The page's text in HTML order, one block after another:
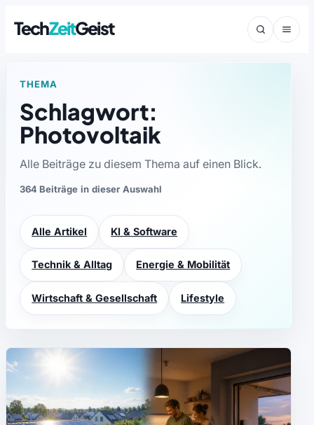
TechZeitGeist
THEMA
Schlagwort:
Photovoltaik
Alle Beiträge zu diesem Thema auf einen Blick.
364 Beiträge in dieser Auswahl
Alle Artikel KI & Software
Technik & Alltag Energie & Mobilität
Wirtschaft & Gesellschaft Lifestyle